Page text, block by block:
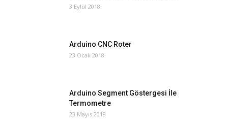
3 Eylül 2018
Arduino CNC Roter
23 Ocak 2018
Arduino Segment Göstergesi İle
Termometre
23 Mayıs 2018